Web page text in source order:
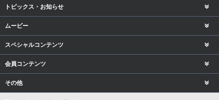
トピックス・お知らせ
ムービー
スペシャルコンテンツ
会員コンテンツ
その他